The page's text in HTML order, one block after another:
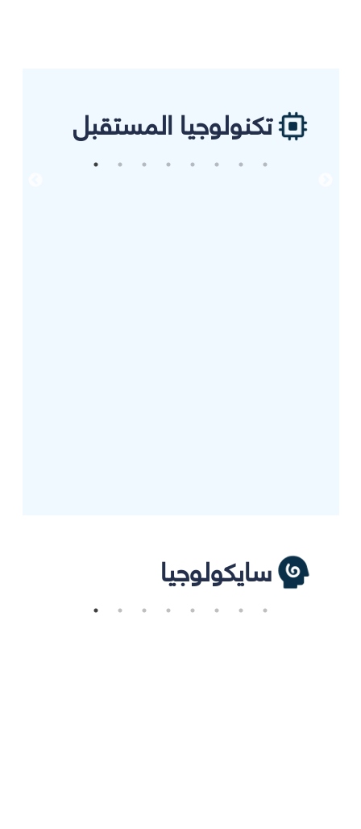
تكنولوجيا المستقبل
سايكولوجيا